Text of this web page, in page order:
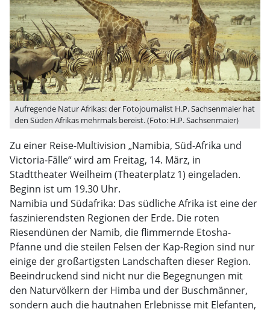
Aufregende Natur Afrikas: der Fotojournalist H.P. Sachsenmaier hat
den Süden Afrikas mehrmals bereist. (Foto: H.P. Sachsenmaier)
Zu einer Reise-Multivision „Namibia, Süd-Afrika und
Victoria-Fälle“ wird am Freitag, 14. März, in
Stadttheater Weilheim (Theaterplatz 1) eingeladen.
Beginn ist um 19.30 Uhr.
Namibia und Südafrika: Das südliche Afrika ist eine der
faszinierendsten Regionen der Erde. Die roten
Riesendünen der Namib, die flimmernde Etosha-
Pfanne und die steilen Felsen der Kap-Region sind nur
einige der großartigsten Landschaften dieser Region.
Beeindruckend sind nicht nur die Begegnungen mit
den Naturvölkern der Himba und der Buschmänner,
sondern auch die hautnahen Erlebnisse mit Elefanten,